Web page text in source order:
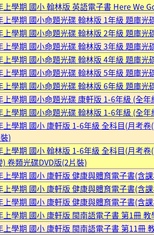
上學期 國小 翰林版 英語電子書 Here We
上學期 國小命題光碟 翰林版 1年級 題庫光
上學期 國小命題光碟 翰林版 2年級 題庫光
上學期 國小命題光碟 翰林版 3年級 題庫光
上學期 國小命題光碟 翰林版 4年級 題庫光
上學期 國小命題光碟 翰林版 5年級 題庫光
上學期 國小命題光碟 翰林版 6年級 題庫光
上學期 國小命題光碟 康軒版 1-6年級 (全
上學期 國小命題光碟 翰林版 1-6年級 (全
上學期 國小 康軒版 1-6年級 全科目(月考
)
上學期 國小 翰林版 1-6年級 全科目(月考
卷類光碟DVD版(2片裝)
上學期 國小 康軒版 健康與體育電子書(含
上學期 國小 康軒版 健康與體育電子書(含
上學期 國小 康軒版 健康與體育電子書(含
上學期 國小 康軒版 閩南語電子書 第1冊 教
上學期 國小 康軒版 閩南語電子書 第11冊